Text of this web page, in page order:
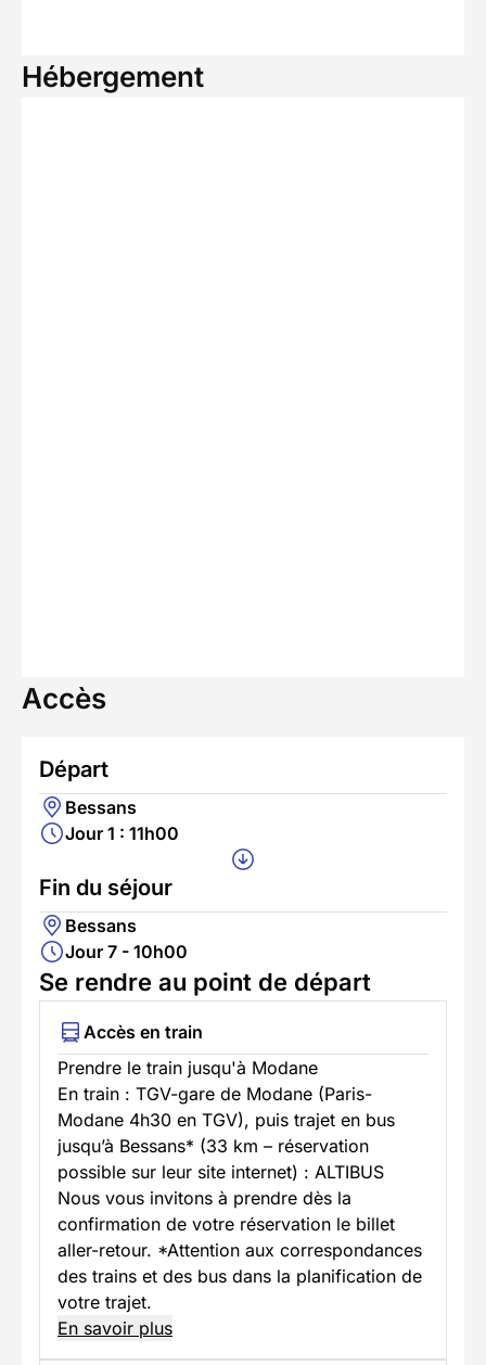
Hébergement
Accès
Départ
Bessans
Jour 1 : 11h00
Fin du séjour
Bessans
Jour 7 - 10h00
Se rendre au point de départ
Accès en train
Prendre le train jusqu'à Modane
En train : TGV-gare de Modane (Paris-
Modane 4h30 en TGV), puis trajet en bus
jusqu’à Bessans* (33 km – réservation
possible sur leur site internet) : ALTIBUS
Nous vous invitons à prendre dès la
confirmation de votre réservation le billet
aller-retour. *Attention aux correspondances
des trains et des bus dans la planification de
votre trajet.
En savoir plus